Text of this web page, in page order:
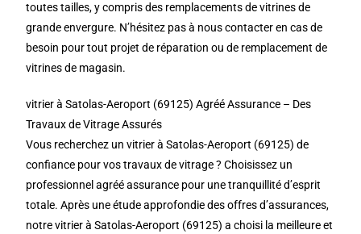
toutes tailles, y compris des remplacements de vitrines de
grande envergure. N’hésitez pas à nous contacter en cas de
besoin pour tout projet de réparation ou de remplacement de
vitrines de magasin.
vitrier à Satolas-Aeroport (69125) Agréé Assurance – Des
Travaux de Vitrage Assurés
Vous recherchez un vitrier à Satolas-Aeroport (69125) de
confiance pour vos travaux de vitrage ? Choisissez un
professionnel agréé assurance pour une tranquillité d’esprit
totale. Après une étude approfondie des offres d’assurances,
notre vitrier à Satolas-Aeroport (69125) a choisi la meilleure et